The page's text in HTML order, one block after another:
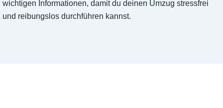
wichtigen Informationen, damit du deinen Umzug stressfrei
und reibungslos durchführen kannst.